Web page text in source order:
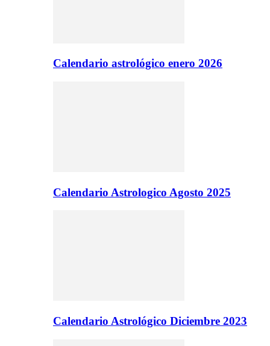
Calendario astrológico enero 2026
Calendario Astrologico Agosto 2025
Calendario Astrológico Diciembre 2023